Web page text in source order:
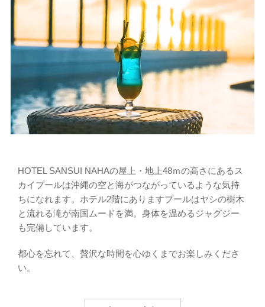
HOTEL SANSUI NAHAの屋上・地上48ｍの高さにあるス
カイプールは沖縄の空と海がつながっているような気持
ちになれます。ホテル2階にありますプールはヤシの樹木
と流れる滝が南国ムードを満。身体を温めるジャグジー
も完備しています。
都心を忘れて、贅沢な時間を心ゆくまでお楽しみくださ
い。